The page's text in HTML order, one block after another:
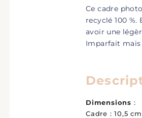
Ce cadre
recyclé 100
avoir une
Imparfait mais
Dimensions :
Cadre : 10,5